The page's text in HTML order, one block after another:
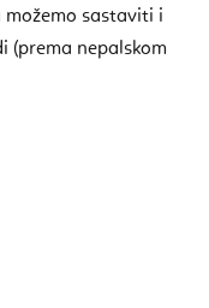
možemo sastaviti i
(prema nepalskom